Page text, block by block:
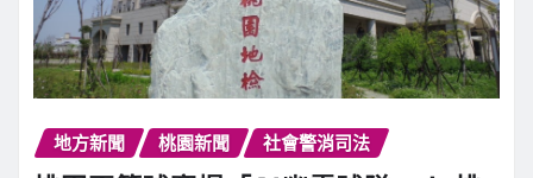
地方新聞 桃園新聞 社會警消司法